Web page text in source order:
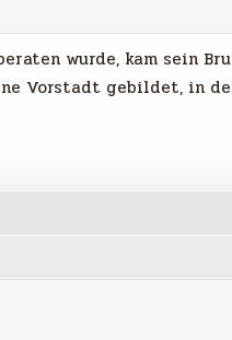
wurde, kam sein
Vorstadt gebildet, in